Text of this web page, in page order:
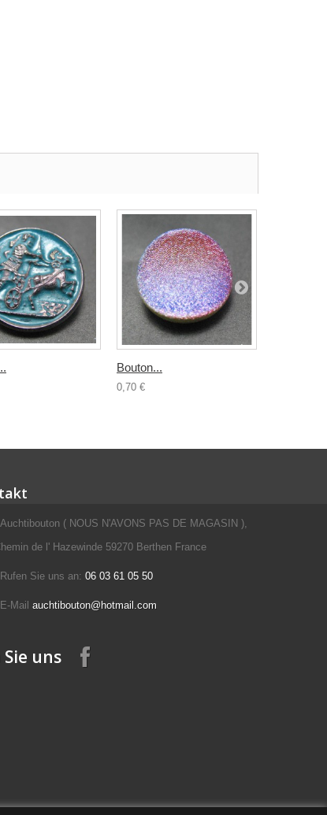
Bouton...
0,70 €
Auchtibouton ( NOUS N'AVONS PAS DE MAGASIN ),
de l' Hazewinde 59270 Berthen France
Rufen Sie uns an: 06 03 61 05 50
E-Mail auchtibouton@hotmail.com
uns